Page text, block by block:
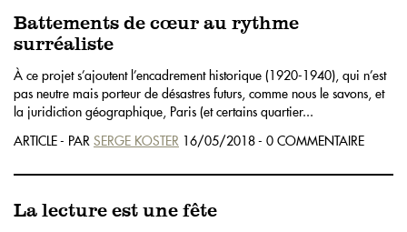
Battements de cœur au rythme
surréaliste
À ce projet s’ajoutent l’encadrement historique (1920-1940), qui n’est
pas neutre mais porteur de désastres futurs, comme nous le savons, et
la juridiction géographique, Paris (et certains quartier...
ARTICLE - PAR SERGE KOSTER 16/05/2018 - 0 COMMENTAIRE
La lecture est une fête